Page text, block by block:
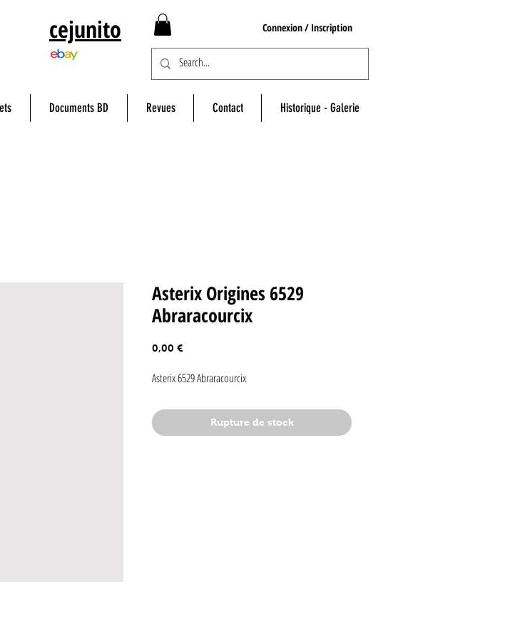
cejunito Connexion / Inscription
Documents BD Revues Contact Historique - Galerie
Asterix Origines 6529
Abraracourcix
0,00 €
Asterix 6529 Abraracourcix
Rupture de stock